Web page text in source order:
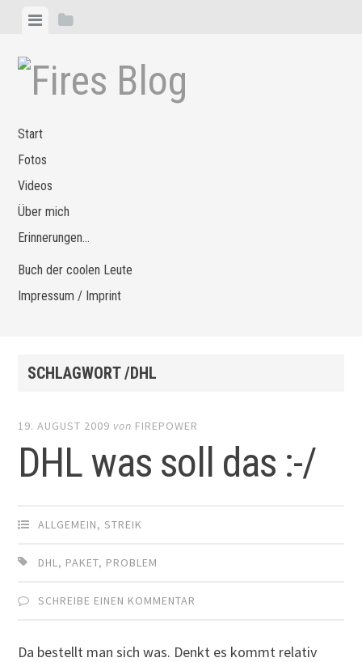
Zum
springen
MenüSeitenleiste
Start
Fotos
Videos
Über mich
Erinnerungen…
Buch der coolen Leute
Impressum / Imprint
SCHLAGWORT /DHL
19. AUGUST 2009 von FIREPOWER
DHL was soll das :-/
ALLGEMEIN,STREIK
DHL, PAKET, PROBLEM
SCHREIBE EINEN KOMMENTAR
Da bestellt man sich was. Denkt es kommt relativ